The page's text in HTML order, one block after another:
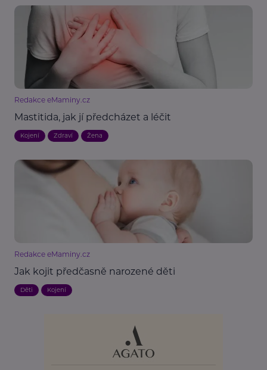
Redakce eMaminy.cz
Mastitida, jak jí předcházet a léčit
Kojení Zdraví Žena
Redakce eMaminy.cz
Jak kojit předčasně narozené děti
Děti Kojení